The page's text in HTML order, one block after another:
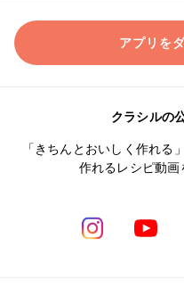
アプリを
クラシルの
「きちんとおいしく作れる
作れるレシピ動画